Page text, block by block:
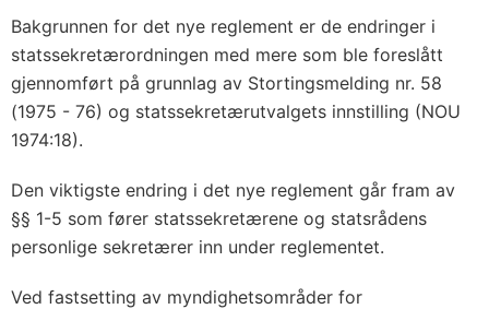
Bakgrunnen for det nye reglement er de endringer i
statssekretærordningen med mere som ble foreslått
gjennomført på grunnlag av Stortingsmelding nr. 58
(1975 - 76) og statssekretærutvalgets innstilling (NOU
1974:18).
Den viktigste endring i det nye reglement går fram av
§§ 1-5 som fører statssekretærene og statsrådens
personlige sekretærer inn under reglementet.
Ved fastsetting av myndighetsområder for